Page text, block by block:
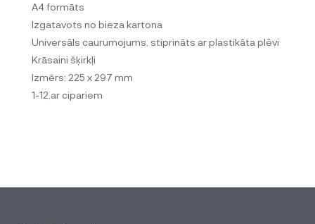
A4 formāts
Izgatavots no bieza kartona
Universāls caurumojums, stiprināts ar plastikāta plēvi
Krāsaini šķirkļi
Izmērs: 225 x 297 mm
1-12,ar cipariem